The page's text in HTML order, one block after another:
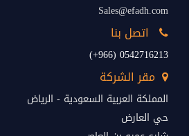
Sales@efadh.com
اتصل بنا
0542716213 (966+)
مقر الشركة
المملكة العربية السعودية - الرياض
حي العارض